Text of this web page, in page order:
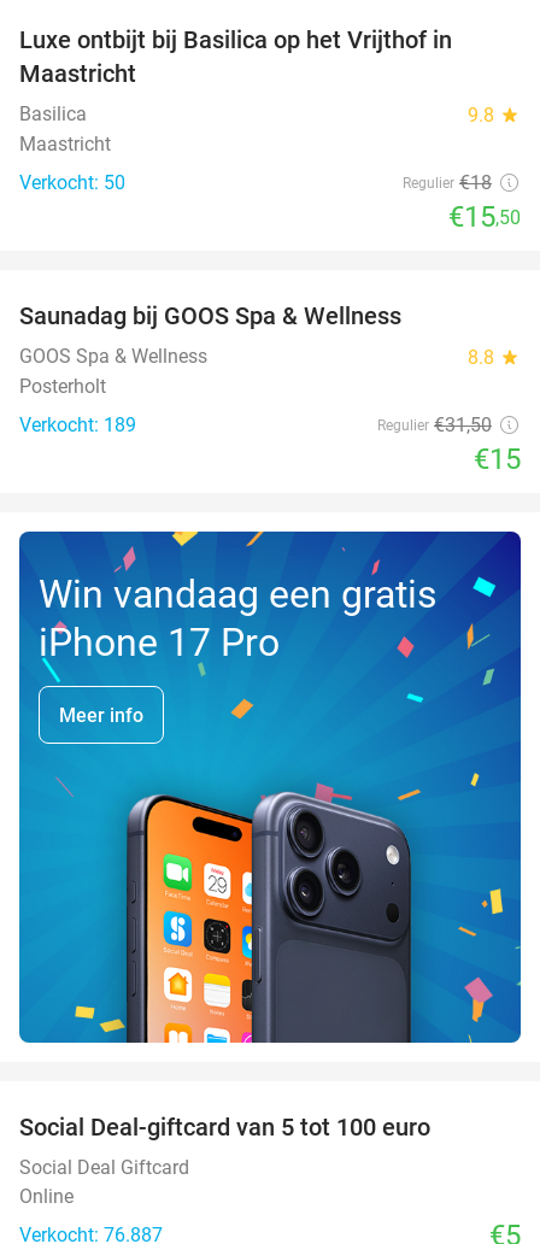
TODAY
Luxe ontbijt bij Basilica op het Vrijthof in
Maastricht
Basilica 9.8 star
Maastricht
Verkocht: 50
Regulier €18
€15,50
Saunadag bij GOOS Spa & Wellness
GOOS Spa & Wellness 8.8 star
Posterholt
Verkocht: 189
Regulier €31,50
€15
Win vandaag een gratis
iPhone 17 Pro
Meer info
Social Deal-giftcard van 5 tot 100 euro
Social Deal Giftcard
Online
Verkocht: 76.887
€5